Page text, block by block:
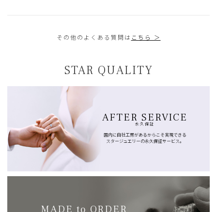
その他のよくある質問は こちら ＞
STAR QUALITY
AFTER SERVICE
永久保証
国内に自社工房があるからこそ実現できる
スタージュエリーの永久保証サービス。
MADE to ORDER